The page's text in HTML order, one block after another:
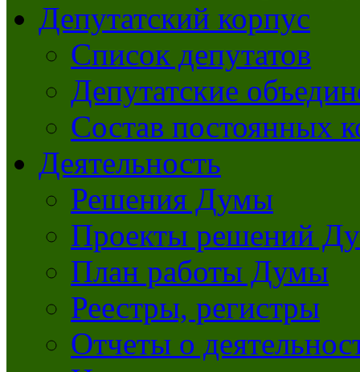
Депутатский корпус
Список депутатов
Депутатские
Состав постоянных
Деятельность
Решения Думы
Проекты решений
План работы Думы
Реестры, регистры
Отчеты о